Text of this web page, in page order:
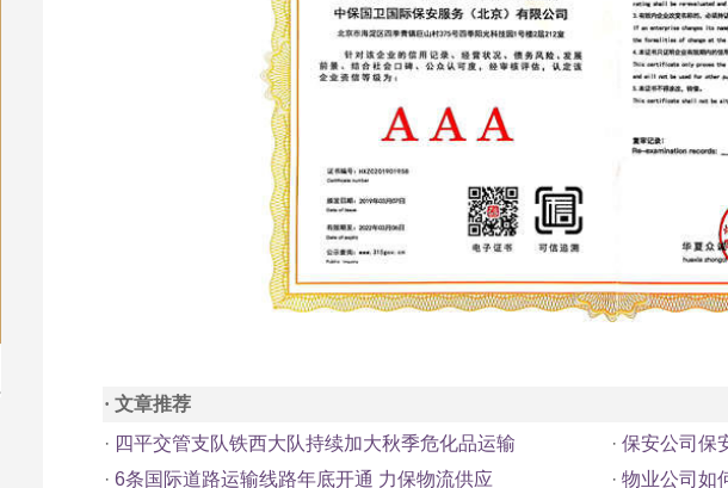
· 文章推荐
· 四平交管支队铁西大队持续加大秋季危化品运输 · 保安公司保
· 6条国际道路运输线路年底开通 力保物流供应 · 物业公司如